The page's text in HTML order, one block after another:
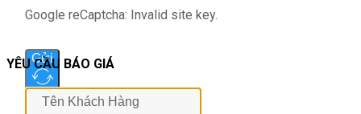
Google reCaptcha: Invalid site key.
Gửi
YÊU CẦU BÁO GIÁ